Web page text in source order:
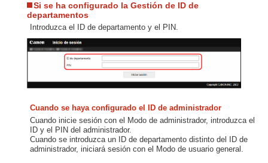
Si se ha configurado la Gestión de ID de
departamentos
Introduzca el ID de departamento y el PIN.
Cuando se haya configurado el ID de administrador
Cuando inicie sesión con el Modo de administrador, introduzca el
ID y el PIN del administrador.
Cuando se introduzca un ID de departamento distinto del ID de
administrador, iniciará sesión con el Modo de usuario general.